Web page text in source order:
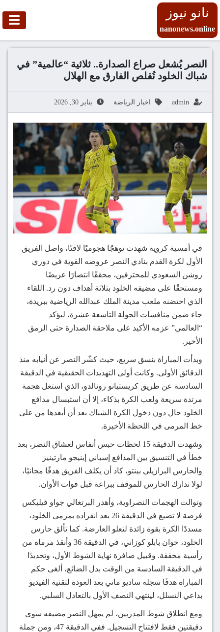
نانو نيوز
nanonews.online
النصر يُشعل صراع الصدارة.. ثلاثية “عالمية” في
شباك الخلود تُقلص الفارق مع الهلال
admin اخبار الرياضة يناير 30, 2026
في أمسية كروية شهدت توهجًا هجوميًا لافتًا، واصل الفريق
الأول لكرة القدم بنادي النصر عروضه القوية في دوري
روشن السعودي للمحترفين، محققًا انتصارًا عريضًا
ومستحقًا على مضيفه الخلود بثلاثة أهداف دون رد. اللقاء
الذي احتضنه ملعب مدينة الملك عبدالله الرياضية ببريدة،
جاء ضمن منافسات الجولة التاسعة عشرة، ليؤكد
“العالمي” عزمه الأكيد على ملاحقة الصدارة حتى الرمق
الأخير.
وبدأت المباراة بنسق سريع، حيث كشّر النصر عن أنيابه منذ
الدقائق الأولى. وكانت أولى التهديدات الحقيقية في الدقيقة
السادسة عن طريق كريستيانو رونالدو، الذي استغل هجمة
مرتدة سريعة ولعب الكرة بذكاء، إلا أن استبسال مدافع
الخلود حال دون دخول الكرة الشباك بعد أن أبعدها من على
خط المرمى في اللحظة الأخيرة.
وشهدت الدقيقة 15 لحظات حبس أنفاس لعشاق النصر، بعد
خطأ في التنسيق بين المدافع إسباني إينيجو مارتينيز
والحارس البرازيلي بينتو، كاد أن يكلف الفريق هدفًا مجانيًا،
لولا تدارك الحارس للموقف ببراعة قبل فوات الأوان.
وتوالت الهجمات النصراوية، وأهدر البرتغالي جواو فيليكس
فرصة لا تضيع في الدقيقة 26 بعد انفراده بمرمى الخلود،
مسددًا الكرة بقوة زائدة لتعلو العارضة. كما تألق حارس
الخلود، خوان بابلو كوزاني، في الدقيقة 36 وأنقذ مرماه من
رأسية محققة. وقبيل صافرة نهاية الشوط الأول، وتحديدًا
في الدقيقة السادسة من الوقت بدل الضائع، ألغى حكم
المباراة هدفًا سجله ساديو ماني بعد العودة لتقنية الفيديو
بداعي التسلل، لينتهي النصف الأول بالتعادل السلبي.
ومع انطلاق شوط المدربين، لم يمهل النصر مضيفه سوى
دقيقتين فقط لافتتاح التسجيل. ففي الدقيقة 47، ومن جملة